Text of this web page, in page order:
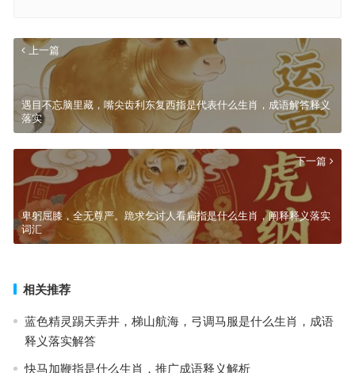
上一篇
遇目不忘脑里藏，嘴尖齿利东复西指是代表什么生肖，成语解答释义
落实
下一篇
卑躬屈膝，全无尊严。跪求乞讨人看扁指是什么生肖，阐释释义落实
词汇
相关推荐
蓝色精灵踢天弄井，梯山航海，弓调马服是什么生肖，成语
释义落实解答
快马加鞭指是什么生肖，推广成语释义解析